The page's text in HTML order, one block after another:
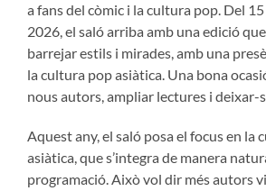
a fans del còmic i la cultura pop. Del
2026, el saló arriba amb una edició
barrejar estils i mirades, amb una
la cultura pop asiàtica. Una bona
nous autors, ampliar lectures i deixar-
Aquest any, el saló posa el focus en la
asiàtica, que s’integra de manera
programació. Això vol dir més autors